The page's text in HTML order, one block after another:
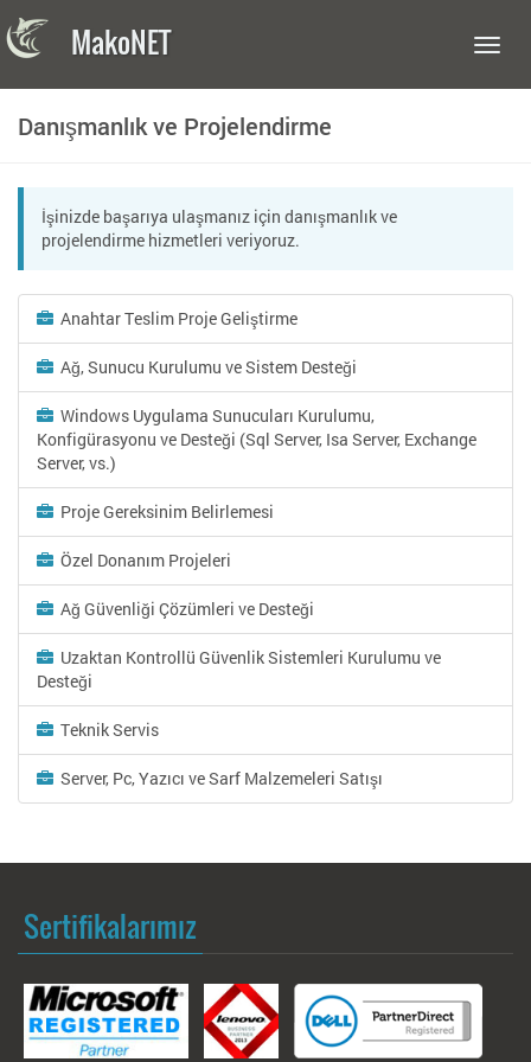
MakoNET
Danışmanlık ve Projelendirme
İşinizde başarıya ulaşmanız için danışmanlık ve
projelendirme hizmetleri veriyoruz.
Anahtar Teslim Proje Geliştirme
Ağ, Sunucu Kurulumu ve Sistem Desteği
Windows Uygulama Sunucuları Kurulumu,
Konfigürasyonu ve Desteği (Sql Server, Isa Server, Exchange
Server, vs.)
Proje Gereksinim Belirlemesi
Özel Donanım Projeleri
Ağ Güvenliği Çözümleri ve Desteği
Uzaktan Kontrollü Güvenlik Sistemleri Kurulumu ve
Desteği
Teknik Servis
Server, Pc, Yazıcı ve Sarf Malzemeleri Satışı
Sertifikalarımız